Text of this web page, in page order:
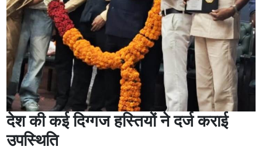
देश की कई दिग्गज हस्तियों ने दर्ज कराई
उपस्थिति